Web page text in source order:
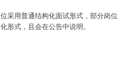
采用普通结构化面试形式，部分岗位
形式，且会在公告中说明。